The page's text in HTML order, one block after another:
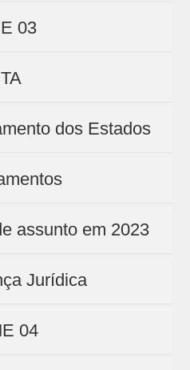
03
dos Estados
assunto em 2023
Jurídica
04